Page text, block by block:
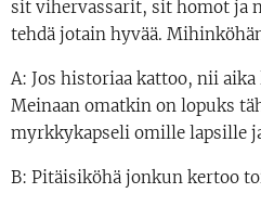
sit vihervassarit, sit homot ja
tehdä jotain hyvää.
A: Jos historiaa kattoo, nii
Meinaan omatkin on lopuks
myrkkykapseli omille lapsille
B: Pitäisiköhä jonkun kertoo